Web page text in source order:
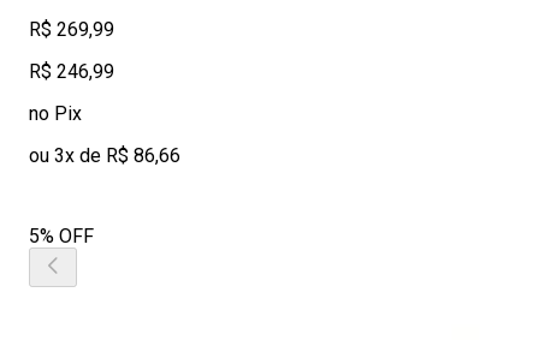
R$ 269,99
R$ 246,99
no Pix
ou 3x de R$ 86,66
5% OFF